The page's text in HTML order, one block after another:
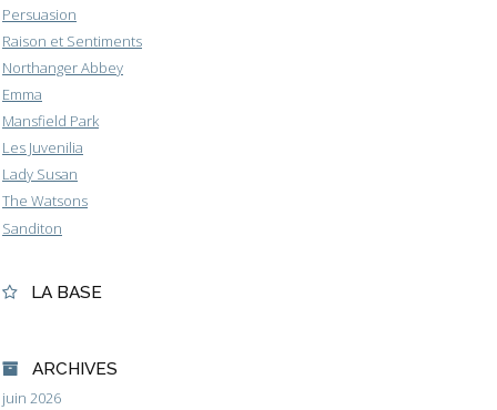
Persuasion
Raison et Sentiments
Northanger Abbey
Emma
Mansfield Park
Les Juvenilia
Lady Susan
The Watsons
Sanditon
LA BASE
ARCHIVES
juin 2026